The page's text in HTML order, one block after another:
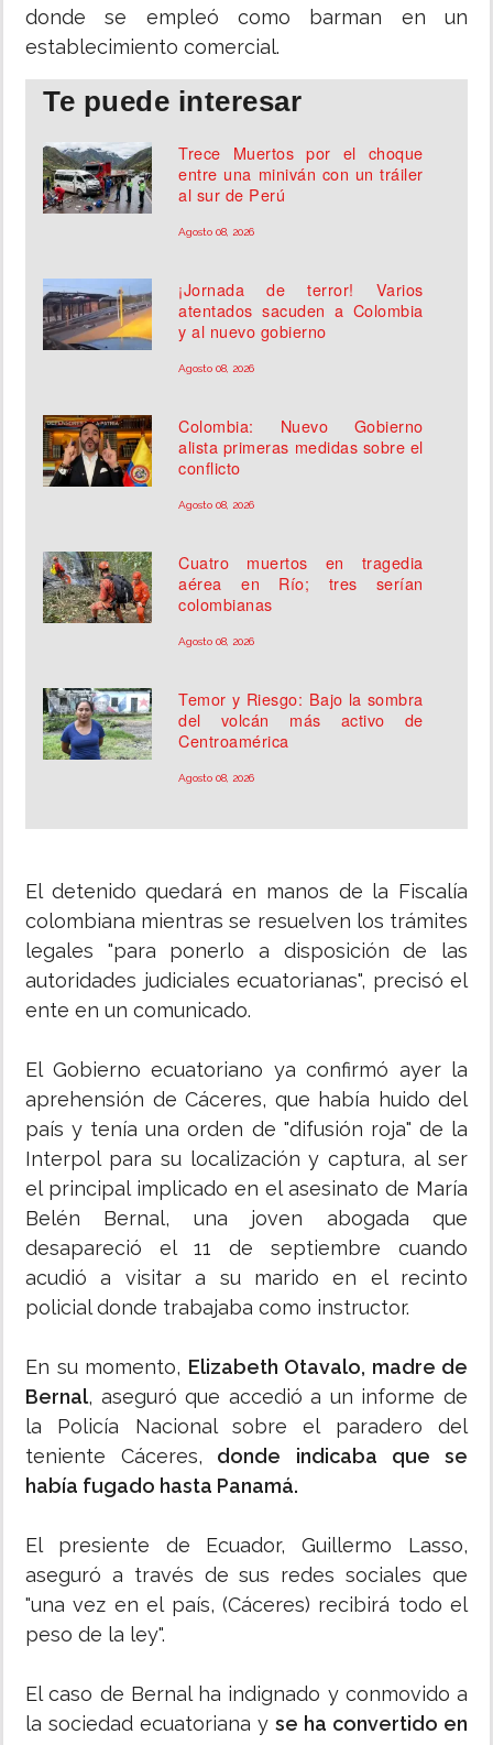
donde se empleó como barman en un
establecimiento comercial.
Te puede interesar
Trece Muertos por el choque
entre una miniván con un tráiler
al sur de Perú
Agosto 08, 2026
¡Jornada de terror! Varios
atentados sacuden a Colombia
y al nuevo gobierno
Agosto 08, 2026
Colombia: Nuevo Gobierno
alista primeras medidas sobre el
conflicto
Agosto 08, 2026
Cuatro muertos en tragedia
aérea en Río; tres serían
colombianas
Agosto 08, 2026
Temor y Riesgo: Bajo la sombra
del volcán más activo de
Centroamérica
Agosto 08, 2026
El detenido quedará en manos de la Fiscalía
colombiana mientras se resuelven los trámites
legales "para ponerlo a disposición de las
autoridades judiciales ecuatorianas", precisó el
ente en un comunicado.
El Gobierno ecuatoriano ya confirmó ayer la
aprehensión de Cáceres, que había huido del
país y tenía una orden de "difusión roja" de la
Interpol para su localización y captura, al ser
el principal implicado en el asesinato de María
Belén Bernal, una joven abogada que
desapareció el 11 de septiembre cuando
acudió a visitar a su marido en el recinto
policial donde trabajaba como instructor.
En su momento, Elizabeth Otavalo, madre de
Bernal, aseguró que accedió a un informe de
la Policía Nacional sobre el paradero del
teniente Cáceres, donde indicaba que se
había fugado hasta Panamá.
El presiente de Ecuador, Guillermo Lasso,
aseguró a través de sus redes sociales que
"una vez en el país, (Cáceres) recibirá todo el
peso de la ley".
El caso de Bernal ha indignado y conmovido a
la sociedad ecuatoriana y se ha convertido en